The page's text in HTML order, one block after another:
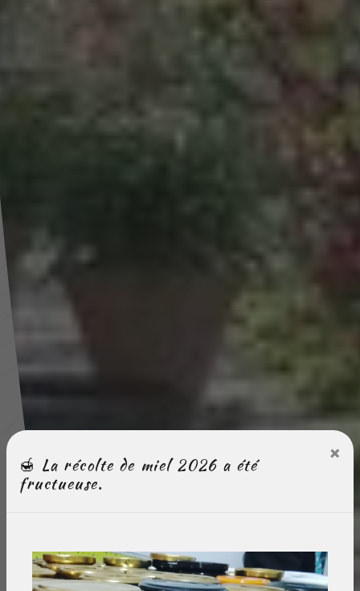
🍯 La récolte de miel 2026 a été
fructueuse.
×